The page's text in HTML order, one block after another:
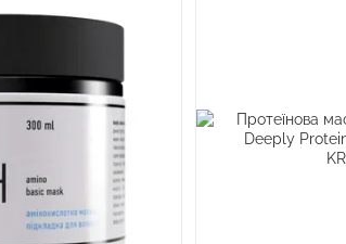
контроль якості, що гарантує його
походження.
є дерматологічно протестованими, що
шкірі.
систему очищення з чітко
базу для будь-якого типу пошкоджень.